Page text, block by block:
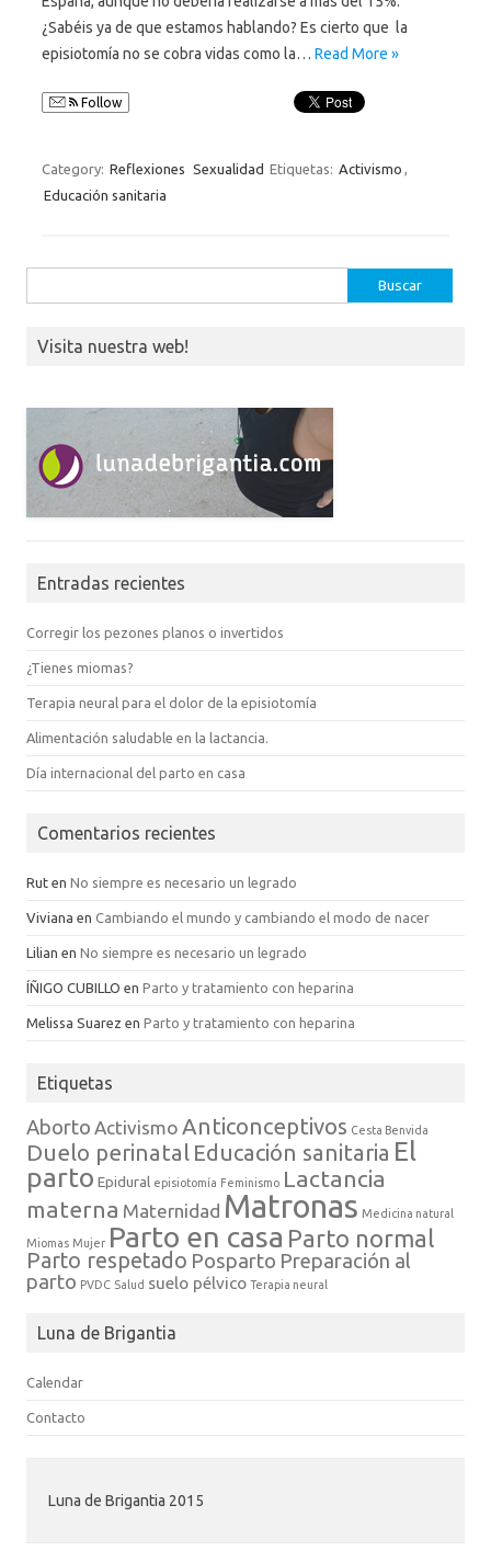
¿Sabéis ya de que estamos hablando? Es cierto que la
episiotomía no se cobra vidas como la… Read More »
Follow
Category: Reflexiones Sexualidad Etiquetas: Activismo ,
Educación sanitaria
Visita nuestra web!
Entradas recientes
Corregir los pezones planos o invertidos
¿Tienes miomas?
Terapia neural para el dolor de la episiotomía
Alimentación saludable en la lactancia.
Día internacional del parto en casa
Comentarios recientes
Rut en No siempre es necesario un legrado
Viviana en Cambiando el mundo y cambiando el modo de nacer
Lilian en No siempre es necesario un legrado
ÍÑIGO CUBILLO en Parto y tratamiento con heparina
Melissa Suarez en Parto y tratamiento con heparina
Etiquetas
Aborto Activismo Anticonceptivos Cesta Benvida
Duelo perinatal Educación sanitaria El
parto Epidural episiotomía Feminismo Lactancia
materna Maternidad Matronas Medicina natural
Miomas Mujer Parto en casa Parto normal
Parto respetado Posparto Preparación al
parto PVDC Salud suelo pélvico Terapia neural
Luna de Brigantia
Calendar
Contacto
Luna de Brigantia 2015